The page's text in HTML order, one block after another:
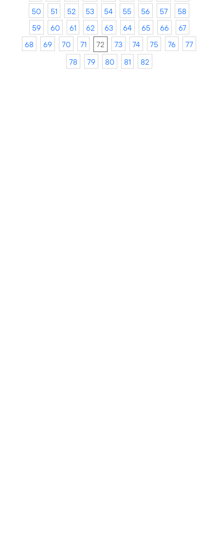
50
51 52 53 54 55 56 57
58
59
60 61 62 63 64 65 66
67
68
69 70 71 72 73 74 75 76
77
78
79 80 81 82